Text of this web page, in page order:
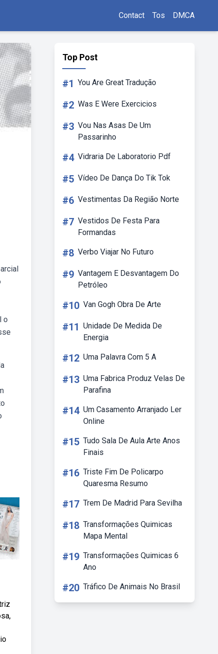
Contact Tos DMCA
o
Top Post
#1 You Are Great Tradução
#2 Was E Were Exercicios
#3 Vou Nas Asas De Um
Passarinho
#4 Vidraria De Laboratorio Pdf
#5 Vídeo De Dança Do Tik Tok
#6 Vestimentas Da Região Norte
#7 Vestidos De Festa Para
Formandas
#8 Verbo Viajar No Futuro
#9 Vantagem E Desvantagem Do
Petróleo
#10 Van Gogh Obra De Arte
#11 Unidade De Medida De
Energia
#12 Uma Palavra Com 5 A
#13 Uma Fabrica Produz Velas De
Parafina
#14 Um Casamento Arranjado Ler
Online
#15 Tudo Sala De Aula Arte Anos
Finais
#16 Triste Fim De Policarpo
Quaresma Resumo
#17 Trem De Madrid Para Sevilha
#18 Transformações Quimicas
Mapa Mental
#19 Transformações Quimicas 6
Ano
#20 Tráfico De Animais No Brasil